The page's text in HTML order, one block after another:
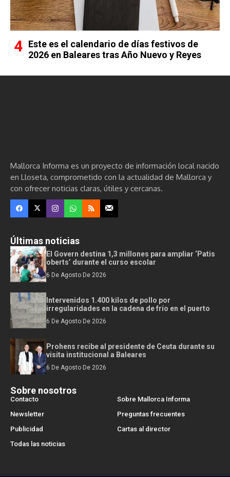
Este es el calendario de días festivos de
2026 en Baleares tras Año Nuevo y Reyes
Mallorca Informa es un proyecto de información local nacido
en Lloseta, comprometido con la actualidad de Mallorca y
con ofrecer noticias claras, útiles y cercanas.
Últimas noticias
El Govern destina 1,3 millones para ampliar ‘Patis
oberts’ durante el curso escolar
6 De Agosto De 2026
Intervenidos 1.400 kilos de pollo por
irregularidades en la cadena de frío en el puerto
6 De Agosto De 2026
Prohens recibe al presidente de Ceuta durante su
visita institucional a Baleares
6 De Agosto De 2026
Sobre nosotros
Contacto
Sobre Mallorca Informa
Newsletter
Preguntas frecuentes
Publicidad
Cartas al director
Todas las noticias